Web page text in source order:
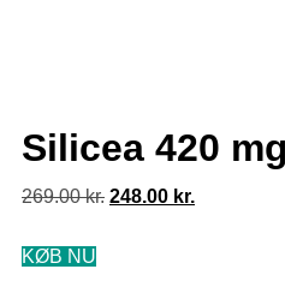
Silicea 420
269.00kr. 248.00 kr.
KØB NU